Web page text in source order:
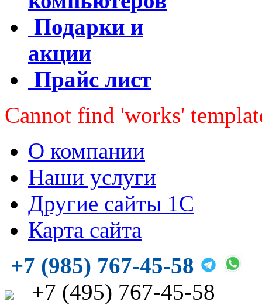
Подарки и
акции
Прайс лист
Cannot find 'works'
О компании
Наши услуги
Другие сайты 1С
Карта сайта
+7 (985) 767-45-58
+7 (495) 767-45-58